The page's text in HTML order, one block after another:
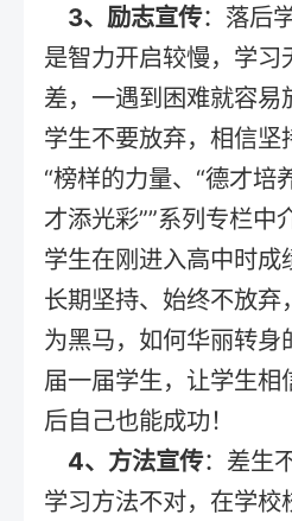
3、励志宣传：落后
是智力开启较慢，学习
差，一遇到困难就容易
学生不要放弃，相信坚
“榜样的力量、“德才培
才添光彩””系列专栏中
学生在刚进入高中时成
长期坚持、始终不放弃
为黑马，如何华丽转身
届一届学生，让学生相
后自己也能成功！
4、方法宣传：差生
学习方法不对，在学校